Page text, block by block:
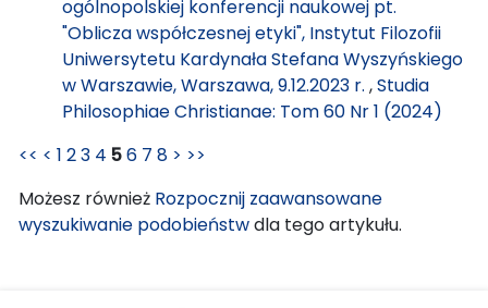
ogólnopolskiej konferencji naukowej pt.
"Oblicza współczesnej etyki", Instytut Filozofii
Uniwersytetu Kardynała Stefana Wyszyńskiego
w Warszawie, Warszawa, 9.12.2023 r. ,Studia
Philosophiae Christianae: Tom 60 Nr 1 (2024)
<< < 1 23 4 56 7 8 > >>
Możesz również Rozpocznij zaawansowane
wyszukiwanie podobieństwdla tego artykułu.